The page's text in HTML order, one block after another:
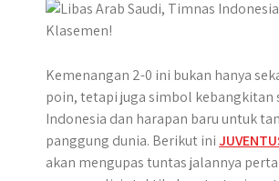
Kemenangan 2-0 ini bukan hanya
poin, tetapi juga simbol kebangkitan
Indonesia dan harapan baru untuk
panggung dunia.​ Berikut ini
akan mengupas tuntas jalannya